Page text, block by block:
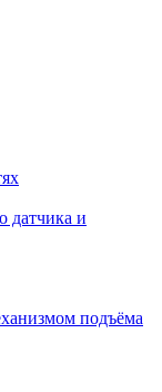
датчика и
подъёма